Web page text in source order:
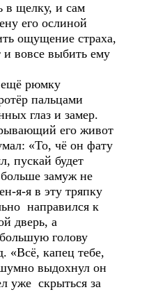
в щелку, и сам
его ослиной
ощущение страха,
и вовсе выбить ему
рюмку
пальцами
глаз и замер.
его живот
«То, чё он фату
пускай будет
замуж не
я-я в эту тряпку
направился к
дверь, а
голову
«Всё, капец тебе,
выдохнул он
уже скрыться за